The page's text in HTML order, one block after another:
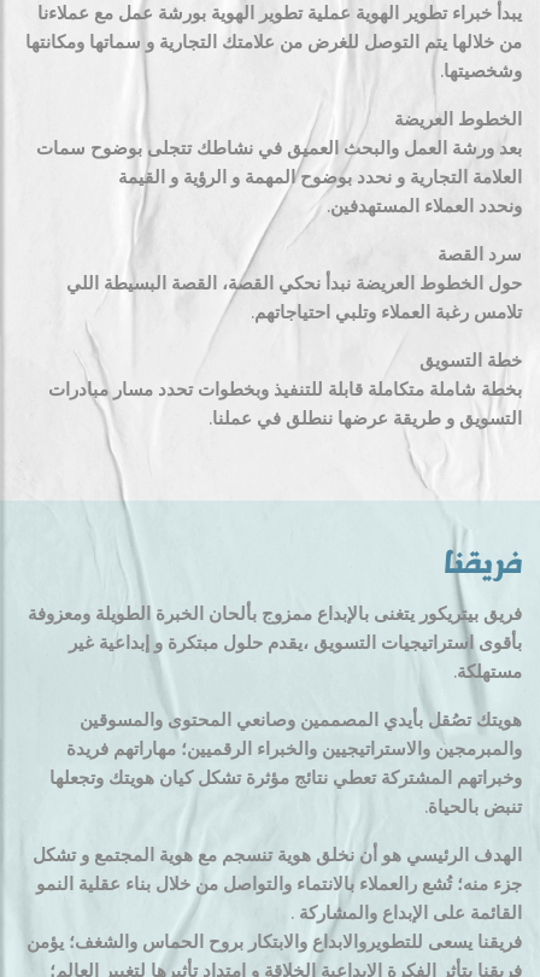
يبدأ خبراء تطوير الهوية عملية تطوير الهوية بورشة عمل مع عملاءنا
من خلالها يتم التوصل للغرض من علامتك التجارية و سماتها ومكانتها
وشخصيتها.
الخطوط العريضة
بعد ورشة العمل والبحث العميق في نشاطك تتجلى بوضوح سمات
العلامة التجارية و نحدد بوضوح المهمة و الرؤية و القيمة
ونحدد العملاء المستهدفين.
سرد القصة
حول الخطوط العريضة نبدأ نحكي القصة، القصة البسيطة اللي
تلامس رغبة العملاء وتلبي احتياجاتهم.
خطة التسويق
بخطة شاملة متكاملة قابلة للتنفيذ وبخطوات تحدد مسار مبادرات
التسويق و طريقة عرضها ننطلق في عملنا.
فريقنا
فريق بيتريكور يتغنى بالإبداع ممزوج بألحان الخبرة الطويلة ومعزوفة
بأقوى استراتيجيات التسويق ،يقدم حلول مبتكرة و إبداعية غير
مستهلكة.
هويتك تصُقل بأيدي المصممين وصانعي المحتوى والمسوقين
والمبرمجين والاستراتيجيين والخبراء الرقميين؛ مهاراتهم فريدة
وخبراتهم المشتركة تعطي نتائج مؤثرة تشكل كيان هويتك وتجعلها
تنبض بالحياة.
الهدف الرئيسي هو أن نخلق هوية تنسجم مع هوية المجتمع و تشكل
جزء منه؛ تُشع رالعملاء بالانتماء والتواصل من خلال بناء عقلية النمو
القائمة على الإبداع والمشاركة .
فريقنا يسعى للتطويروالابداع والابتكار بروح الحماس والشغف؛ يؤمن
فريقنا بتأثر الفكرة الإبداعية الخلاقة و امتداد تأثيرها لتغيير العالم؛